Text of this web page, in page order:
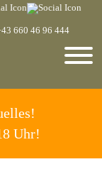
660 46 96 444
Uhr!